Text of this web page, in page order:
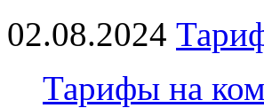
02.08.2024
Тарифы на